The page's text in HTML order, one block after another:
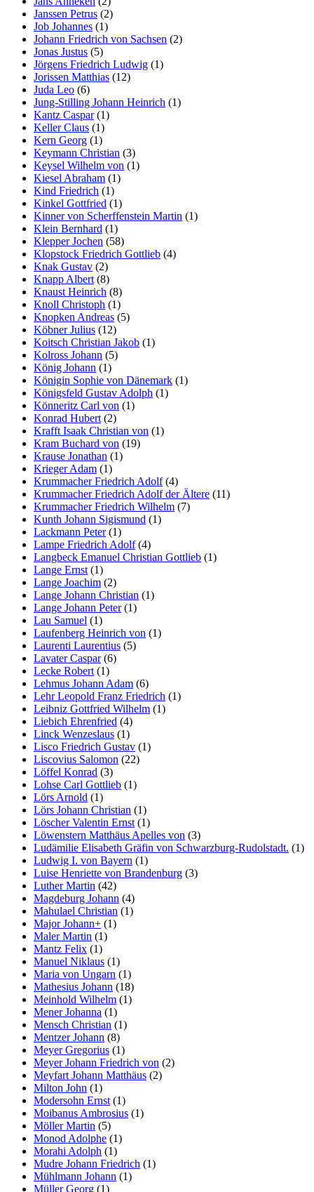
Janssen Petrus (2)
Job Johannes (1)
Johann Friedrich von Sachsen (2)
Jonas Justus (5)
Jörgens Friedrich Ludwig (1)
Jorissen Matthias (12)
Juda Leo (6)
Jung-Stilling Johann Heinrich (1)
Kantz Caspar(1)
Keller Claus (1)
Kern Georg (1)
Keymann Christian (3)
Keysel Wilhelm von (1)
Kiesel Abraham (1)
Kind Friedrich (1)
Kinkel Gottfried (1)
Kinner von Scherffenstein Martin (1)
Klein Bernhard (1)
Klepper Jochen (58)
Klopstock Friedrich Gottlieb (4)
Knak Gustav (2)
Knapp Albert (8)
Knaust Heinrich (8)
Knoll Christoph (1)
Knopken Andreas (5)
Köbner Julius (12)
Koitsch Christian Jakob (1)
Kolross Johann (5)
König Johann (1)
Königin Sophie von Dänemark (1)
Königsfeld Gustav Adolph (1)
Könneritz Carl von (1)
Konrad Hubert (2)
Krafft Isaak Christian von (1)
Kram Buchard von (19)
Krause Jonathan (1)
Krieger Adam (1)
Krummacher Friedrich Adolf(4)
Krummacher Friedrich Adolf der Ältere (11)
Krummacher Friedrich Wilhelm (7)
Kunth Johann Sigismund (1)
Lackmann Peter(1)
Lampe Friedrich Adolf(4)
Langbeck Emanuel Christian Gottlieb (1)
Lange Ernst (1)
Lange Joachim (2)
Lange Johann Christian (1)
Lange Johann Peter(1)
Lau Samuel (1)
Laufenberg Heinrich von (1)
Laurenti Laurentius (5)
Lavater Caspar(6)
Lecke Robert (1)
Lehmus Johann Adam (6)
Lehr Leopold Franz Friedrich (1)
Leibniz Gottfried Wilhelm (1)
Liebich Ehrenfried (4)
Linck Wenzeslaus (1)
Lisco Friedrich Gustav (1)
Liscovius Salomon (22)
Löffel Konrad (3)
Lohse Carl Gottlieb (1)
Lörs Arnold (1)
Lörs Johann Christian (1)
Löscher Valentin Ernst (1)
Löwenstern Matthäus Apelles von (3)
Ludämilie Elisabeth Gräfin von Schwarzburg-Rudolstadt. (1)
Ludwig I. von Bayern (1)
Luise Henriette von Brandenburg (3)
Luther Martin (42)
Magdeburg Johann (4)
Mahulael Christian (1)
Major Johann+ (1)
Maler Martin (1)
Mantz Felix (1)
Manuel Niklaus (1)
Maria von Ungarn (1)
Mathesius Johann (18)
Meinhold Wilhelm (1)
Mener Johanna (1)
Mensch Christian (1)
Mentzer Johann (8)
Meyer Gregorius (1)
Meyer Johann Friedrich von (2)
Meyfart Johann Matthäus (2)
Milton John (1)
Modersohn Ernst (1)
Moibanus Ambrosius (1)
Möller Martin (5)
Monod Adolphe (1)
Morahi Adolph (1)
Mudre Johann Friedrich (1)
Mühlmann Johann (1)
Müller Georg (1)